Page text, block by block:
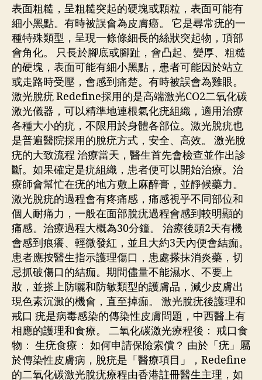
表面粗糙，呈粗糙突起的硬塊或顆粒，表面可能有
細小黑點。有時被誤會為皮膚癌。 它是尋常疣的一
種特殊類型，呈現一條條細長的絲狀突起物，頂部
會角化。 只長於腳底或腳趾，會凸起、變厚、粗糙
的硬塊，表面可能有細小黑點，患者可能因於站立
或走路時受壓，會感到痛楚。有時被誤會為雞眼。
激光脫疣 Redefine採用的是高端激光CO2二氧化碳
激光儀器，可以精準地連根氣化疣組織，適用治療
各種大小的疣，不限用於身體各部位。激光脫疣也
是普遍醫院採用的脫疣方式，安全、高效。 激光脫
疣的大致流程 治療當天，醫生首先會檢查並作出診
斷。如果確定是疣組織，患者便可以開始治療。治
療師會幫忙在疣的地方敷上麻醉膏，並靜候藥力。
激光脫疣的過程會有疼痛感，痛感視乎不同部位和
個人耐痛力，一般在面部脫疣過程會感到較明顯的
痛感。治療過程大概為30分鐘。 治療後頭2天有機
會感到痕癢、輕微發紅，並且大約3天內便會結痂。
患者應按醫生指示護理傷口，患處搽抹消炎藥，切
忌抓破傷口的結痂。期間儘量不能濕水、不要上
妝，並搽上防曬和防敏類型的護膚品，減少皮膚出
現色素沉澱的機會，直至掉痂。 激光脫疣後護理和
戒口 疣是病毒感染的傳染性皮膚問題，中西醫上有
相應的護理和食療。 二氧化碳激光療程後： 戒口食
物： 生疣食療： 如何申請保險索償？ 由於「疣」屬
於傳染性皮膚病，脫疣是「醫療項目」，Redefine
的二氧化碳激光脫疣療程由香港註冊醫生主理，如